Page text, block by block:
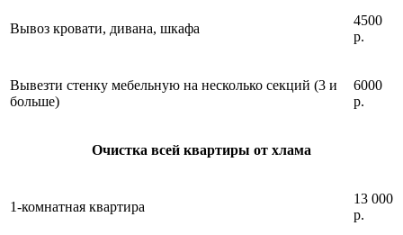
Вывоз кровати, дивана, шкафа
4500
р.
Вывезти стенку мебельную на несколько секций (3 и
больше)
6000
р.
Очистка всей квартиры от хлама
1-комнатная квартира
13 000
р.